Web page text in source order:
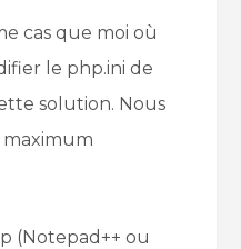
cas que moi où
le php.ini de
solution. Nous
(Notepad++ ou